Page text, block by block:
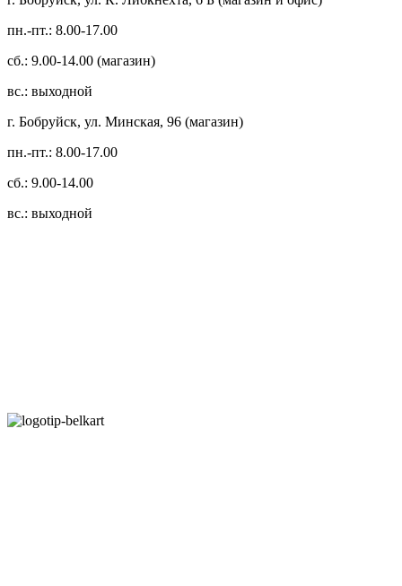
пн.-пт.: 8.00-17.00
сб.: 9.00-14.00 (магазин)
вс.: выходной
г. Бобруйск, ул. Минская, 96 (магазин)
пн.-пт.: 8.00-17.00
сб.: 9.00-14.00
вс.: выходной